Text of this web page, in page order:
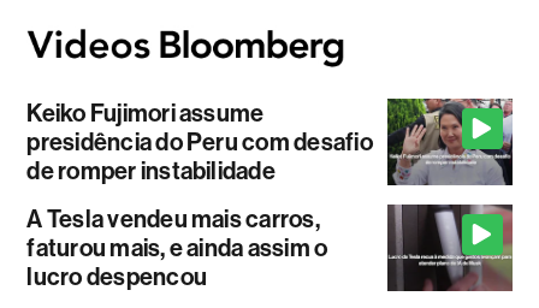
Keiko Fujimori assume
presidência do Peru com desafio
de romper instabilidade
A Tesla vendeu mais carros,
faturou mais, e ainda assim o
lucro despencou